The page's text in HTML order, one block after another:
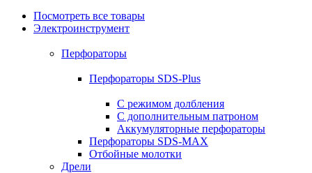
Посмотреть все товары
Электроинструмент
Перфораторы
Перфораторы SDS-Plus
С режимом долбления
С дополнительным патроном
Аккумуляторные перфораторы
Перфораторы SDS-MAX
Отбойные молотки
Дрели